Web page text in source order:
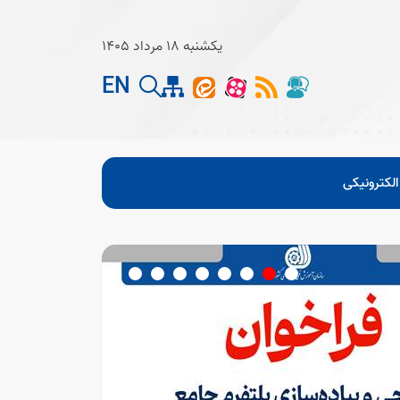
یکشنبه 18 مرداد 1405
EN